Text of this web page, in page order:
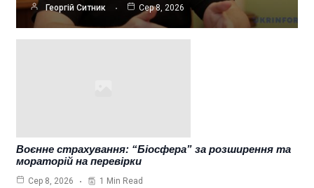
Георгій Ситник Сер 8, 2026
Воєнне страхування: “Біосфера” за розширення та
мораторій на перевірки
Сер 8, 2026 1 Min Read